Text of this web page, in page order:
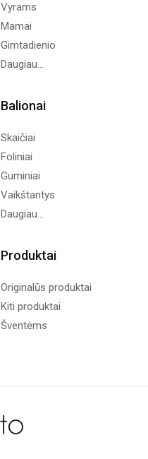
Vyrams
Mamai
Gimtadienio
Daugiau...
Balionai
Skaičiai
Foliniai
Guminiai
Vaikštantys
Daugiau...
Produktai
Originalūs produktai
Kiti produktai
Šventėms